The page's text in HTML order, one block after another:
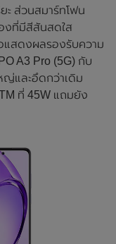
ะ ส่วนสมาร์ทโฟน
งที่มีสีสันสดใส
แสดงผลรองรับความ
A3 Pro (5G) กับ
ญ่และอึดกว่าเดิม
ที่ 45W แถมยัง